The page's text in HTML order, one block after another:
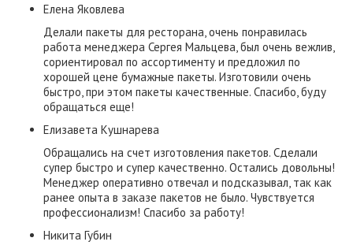
Елена Яковлева
Делали пакеты для ресторана, очень понравилась
работа менеджера Сергея Мальцева, был очень вежлив,
сориентировал по ассортименту и предложил по
хорошей цене бумажные пакеты. Изготовили очень
быстро, при этом пакеты качественные. Спасибо, буду
обращаться еще!
Елизавета Кушнарева
Обращались на счет изготовления пакетов. Сделали
супер быстро и супер качественно. Остались довольны!
Менеджер оперативно отвечал и подсказывал, так как
ранее опыта в заказе пакетов не было. Чувствуется
профессионализм! Спасибо за работу!
​Никита Губин​